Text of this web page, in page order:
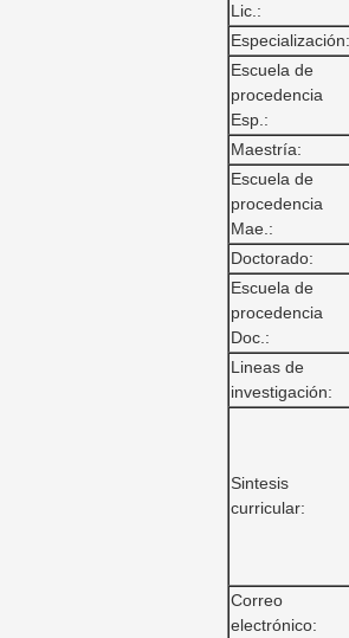
Lic.:
Especialización:
Escuela de
procedencia
Esp.:
Maestría:
Escuela de
procedencia
Mae.:
Doctorado:
Escuela de
procedencia
Doc.:
Lineas de
investigación:
Sintesis
curricular:
Correo
electrónico: